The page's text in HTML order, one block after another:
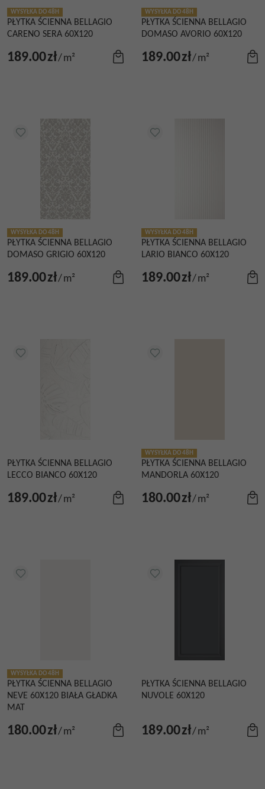
WYSYŁKA DO 48H
PŁYTKA ŚCIENNA BELLAGIO
CARENO SERA 60X120
189.00zł/m²
WYSYŁKA DO 48H
PŁYTKA ŚCIENNA BELLAGIO
DOMASO AVORIO 60X120
189.00zł/m²
WYSYŁKA DO 48H
PŁYTKA ŚCIENNA BELLAGIO
DOMASO GRIGIO 60X120
189.00zł/m²
WYSYŁKA DO 48H
PŁYTKA ŚCIENNA BELLAGIO
LARIO BIANCO 60X120
189.00zł/m²
PŁYTKA ŚCIENNA BELLAGIO
LECCO BIANCO 60X120
189.00zł/m²
WYSYŁKA DO 48H
PŁYTKA ŚCIENNA BELLAGIO
MANDORLA 60X120
180.00zł/m²
WYSYŁKA DO 48H
PŁYTKA ŚCIENNA BELLAGIO
NEVE 60X120 BIAŁA GŁADKA
MAT
180.00zł/m²
PŁYTKA ŚCIENNA BELLAGIO
NUVOLE 60X120
189.00zł/m²